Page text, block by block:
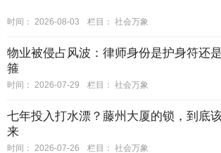
时间： 2026-08-03 栏目： 社会万象
物业被侵占风波：律师身份是护身符还
箍
时间： 2026-07-29 栏目： 社会万象
七年投入打水漂？藤州大厦的锁，到底
来
时间： 2026-07-26 栏目： 社会万象